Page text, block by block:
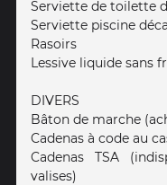
Serviette de toilette
Serviette piscine
Rasoirs
Lessive liquide sans
DIVERS
Bâton de marche
Cadenas à code au
Cadenas TSA
valises)